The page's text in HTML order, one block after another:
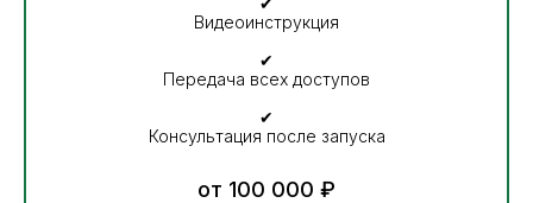
Видеоинструкция
✔
Передача всех доступов
✔
Консультация после запуска
от 100 000 ₽